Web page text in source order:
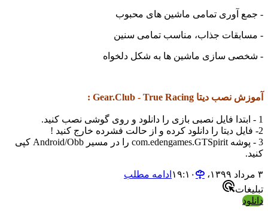
- جمع آوری تمامی ماشین های محبوب
- مسابقات جذاب، مناسب تمامی سنین
- شخصی سازی ماشین ها به شکل دلخواه
آموزش نصب دیتا Gear.Club - True Racing :
1 - ابتدا فایل نصبی بازی را دانلود و روی گوشی نصب کنید.
2- فایل دیتا را دانلود کرده و از حالت فشرده خارج کنید !
3 - پوشه com.edengames.GTSpirit را در مسیر Android/Obb کپی
کنید.
۳ مرداد ۱۳۹۹،‏ ۱۹:۱۰
ادامه مطلب
تبلیغات
دانلود